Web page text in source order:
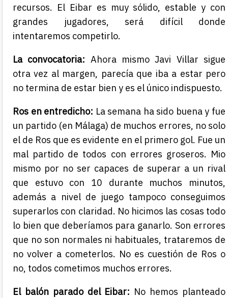
recursos. El Eibar es muy sólido, estable y con
grandes jugadores, será difícil donde
intentaremos competirlo.
La convocatoria: Ahora mismo Javi Villar sigue
otra vez al margen, parecía que iba a estar pero
no termina de estar bien y es el único indispuesto.
Ros en entredicho: La semana ha sido buena y fue
un partido (en Málaga) de muchos errores, no solo
el de Ros que es evidente en el primero gol. Fue un
mal partido de todos con errores groseros. Mio
mismo por no ser capaces de superar a un rival
que estuvo con 10 durante muchos minutos,
además a nivel de juego tampoco conseguimos
superarlos con claridad. No hicimos las cosas todo
lo bien que deberíamos para ganarlo. Son errores
que no son normales ni habituales, trataremos de
no volver a cometerlos. No es cuestión de Ros o
no, todos cometimos muchos errores.
El balón parado del Eibar: No hemos planteado